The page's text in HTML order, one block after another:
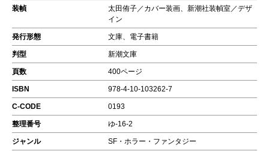
装幀
太田侑子／カバー装画、新潮社装幀室／デザ
イン
発行形態 文庫、電子書籍
判型 新潮文庫
頁数 400ページ
ISBN 978-4-10-103262-7
C-CODE 0193
整理番号 ゆ-16-2
ジャンル SF・ホラー・ファンタジー